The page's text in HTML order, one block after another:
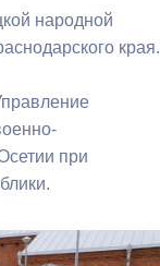
народной
края.
при